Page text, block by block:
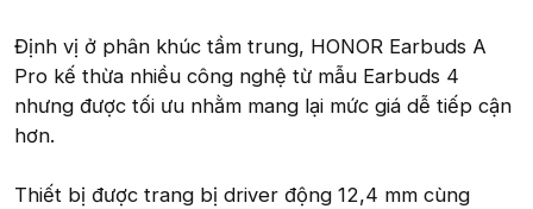
Định vị ở phân khúc tầm trung, HONOR Earbuds A
Pro kế thừa nhiều công nghệ từ mẫu Earbuds 4
nhưng được tối ưu nhằm mang lại mức giá dễ tiếp cận
hơn.
Thiết bị được trang bị driver động 12,4 mm cùng